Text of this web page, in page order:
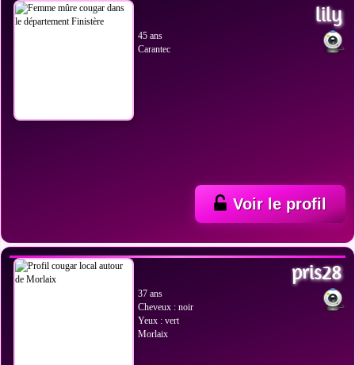
lily
45 ans
Carantec
Voir le profil
pris28
37 ans
Cheveux : noir
Yeux : vert
Morlaix